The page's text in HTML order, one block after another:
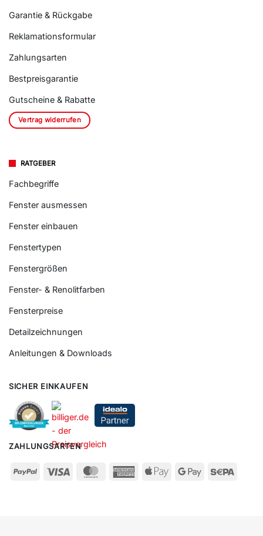
Garantie & Rückgabe
Reklamationsformular
Zahlungsarten
Bestpreisgarantie
Gutscheine & Rabatte
Vertrag widerrufen
RATGEBER
Fachbegriffe
Fenster ausmessen
Fenster einbauen
Fenstertypen
Fenstergrößen
Fenster- & Renolitfarben
Fensterpreise
Detailzeichnungen
Anleitungen & Downloads
SICHER EINKAUFEN
ZAHLUNGSARTEN